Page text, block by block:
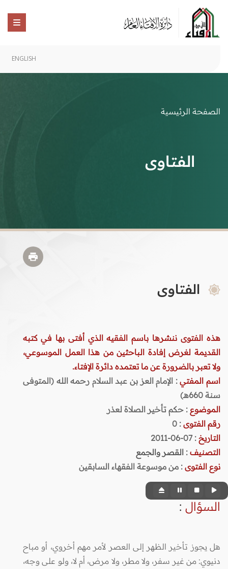
ENGLISH
الصفحة الرئيسية
الفتاوى
الفتاوى
هذه الفتوى ننشرها باسم الفقيه الذي أفتى بها في كتبه
القديمة لغرض إفادة الباحثين من هذا العمل الموسوعي،
ولا تعبر بالضرورة عن ما تعتمده دائرة الإفتاء.
اسم المفتي: الإمام العز بن عبد السلام رحمه الله (المتوفى
سنة 660هـ)
الموضوع : حكم تأخير الصلاة لعذر
رقم الفتوى :
0
التاريخ : 07-06-2011
التصنيف : القصر والجمع
نوع الفتوى : من موسوعة الفقهاء السابقين
السؤال :
هل يجوز تأخير الظهر إلى العصر لأمر مهم أخروي، أو مباح
دنيوي: من غير سفر، ولا مطر، ولا مرض، أم لا، ولو على وجه،